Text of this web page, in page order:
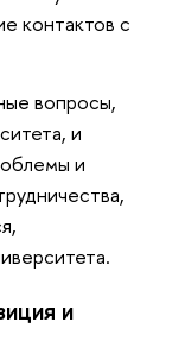
контактов с
вопросы,
и
и
и